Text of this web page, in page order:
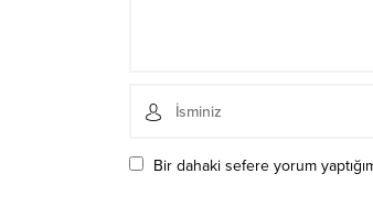
Bir dahaki sefere yorum